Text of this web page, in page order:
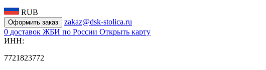
RUB
Оформить заказ
zakaz@dsk-stolica.ru
0 доставок ЖБИ по России Открыть карту
ИНН:
7721823772